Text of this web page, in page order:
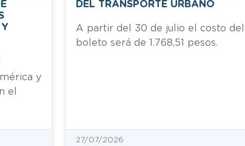
y
el
DEL TRANSPORTE URBANO
A partir del 30 de julio el costo del
boleto será de 1.768,51 pesos.
27/07/2026